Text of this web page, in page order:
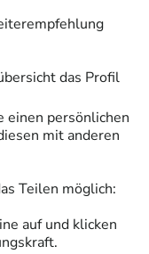
das Profil
einen persönlichen
mit anderen
Teilen möglich:
auf und klicken